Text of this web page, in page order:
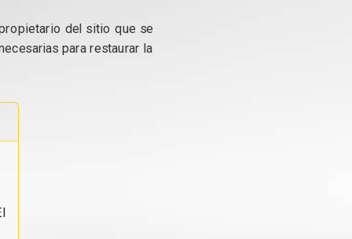
del sitio que se
para restaurar la